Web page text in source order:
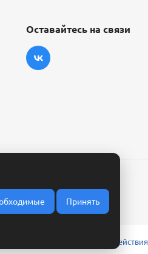
Оставайтесь на связи
обработки заявки и взаимодействия
Принять